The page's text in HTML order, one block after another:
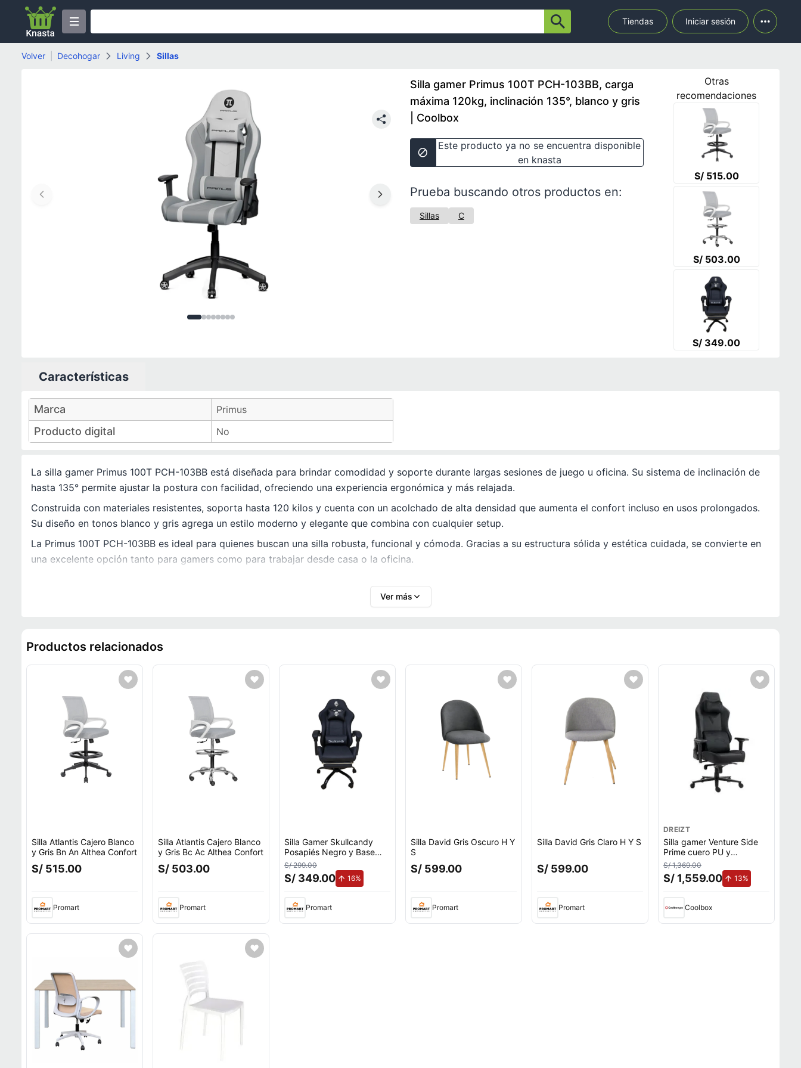
Tiendas Iniciar sesión
Volver Decohogar Living Sillas
Imagen1de
Imagen
Imagen
Imagen
Imagen
Imagen
Imagen
Imagen
Silla gamer Primus 100T PCH-103BB, carga
máxima 120kg, inclinación 135°, blanco y gris
| Coolbox
Este producto ya no se encuentra disponible
en knasta
Prueba buscando otros productos en:
Sillas C
Otras
recomendaciones
S/ 515.00
S/ 503.00
S/ 349.00
Características
Características técnicas
Marca Primus
Producto digital No
La silla gamer Primus 100T PCH-103BB está diseñada para brindar comodidad y soporte durante largas sesiones de juego u oficina. Su sistema de inclinación de
hasta 135° permite ajustar la postura con facilidad, ofreciendo una experiencia ergonómica y más relajada.
Construida con materiales resistentes, soporta hasta 120 kilos y cuenta con un acolchado de alta densidad que aumenta el confort incluso en usos prolongados.
Su diseño en tonos blanco y gris agrega un estilo moderno y elegante que combina con cualquier setup.
La Primus 100T PCH-103BB es ideal para quienes buscan una silla robusta, funcional y cómoda. Gracias a su estructura sólida y estética cuidada, se convierte en
una excelente opción tanto para gamers como para trabajar desde casa o la oficina.
Ver más
Productos relacionados
Silla Atlantis Cajero Blanco
y Gris Bn An Althea Confort
S/ 515.00
Promart
Silla Atlantis Cajero Blanco
y Gris Bc Ac Althea Confort
S/ 503.00
Promart
Silla Gamer Skullcandy
Posapiés Negro y Base
Metálica Negro
S/ 299.00
S/ 349.00 16%
Promart
Silla David Gris Oscuro H Y
S
S/ 599.00
Promart
Silla David Gris Claro H Y S
S/ 599.00
Promart
DREIZT
Silla gamer Venture Side
Prime cuero PU y
terciopelo, reclinable 180°,
posabrazos 4D,
almohadillas magnéticas,
negro
S/ 1,369.00
S/ 1,559.00 13%
Coolbox